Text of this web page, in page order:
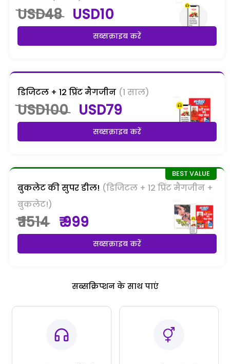
USD48 USD10
सब्सक्राइब करें
डिजिटल + 12 प्रिंट मैगजीन (1 साल)
USD100 USD79
सब्सक्राइब करें
बुकलेट की सुपर डील! (डिजिटल + 12 प्रिंट मैगजीन +
बुकलेट!)
₹ 1514 ₹ 999
सब्सक्राइब करें
सब्सक्रिप्शन के साथ पाएं